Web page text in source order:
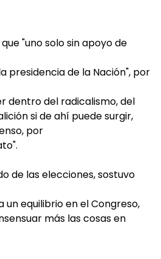
"uno solo sin apoyo de
presidencia de la Nación", por
dentro del radicalismo, del
si de ahí puede surgir,
por
de las elecciones, sostuvo
equilibrio en el Congreso,
más las cosas en